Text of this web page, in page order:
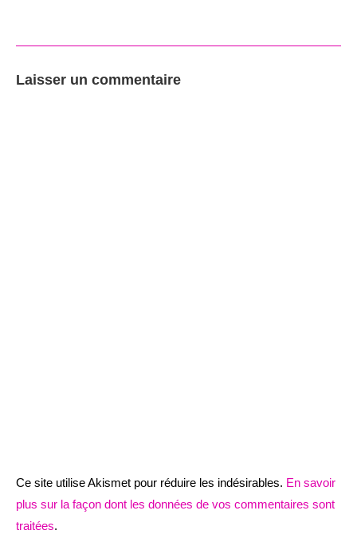
Laisser un commentaire
Ce site utilise Akismet pour réduire les indésirables. En savoir
plus sur la façon dont les données de vos commentaires sont
traitées.